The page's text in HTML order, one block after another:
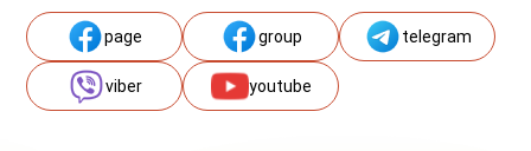
page group telegram
viber youtube